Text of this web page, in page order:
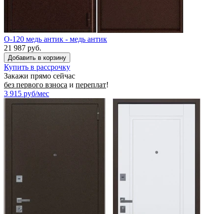
O-120 медь антик - медь антик
21 987 руб.
Купить в рассрочку
Закажи прямо сейчас
без первого взноса и переплат!
3 915 руб/мес